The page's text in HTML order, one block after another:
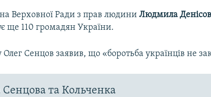
Верховної Ради з прав людиниЛюдмила
ще 110 громадян України.
Олег Сенцов заявив, що «боротьба українців не
Сенцова та Кольченка